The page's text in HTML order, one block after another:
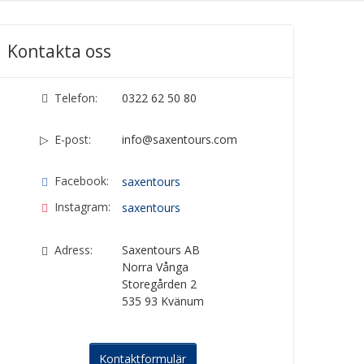
Kontakta oss
Telefon: 0322 62 50 80
E-post: info@saxentours.com
Facebook:
saxentours
Instagram:
saxentours
Adress:
Saxentours AB
Norra Vånga
Storegården 2
535 93 Kvänum
Kontaktformulär